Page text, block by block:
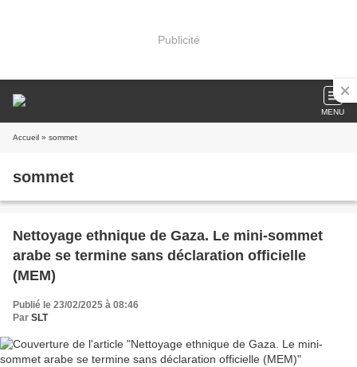
Publicité
MENU
Accueil » sommet
sommet
Nettoyage ethnique de Gaza. Le mini-sommet
arabe se termine sans déclaration officielle
(MEM)
Publié le 23/02/2025 à 08:46
Par SLT